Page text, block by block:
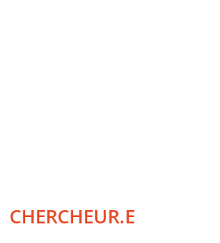
CHERCHEUR.E